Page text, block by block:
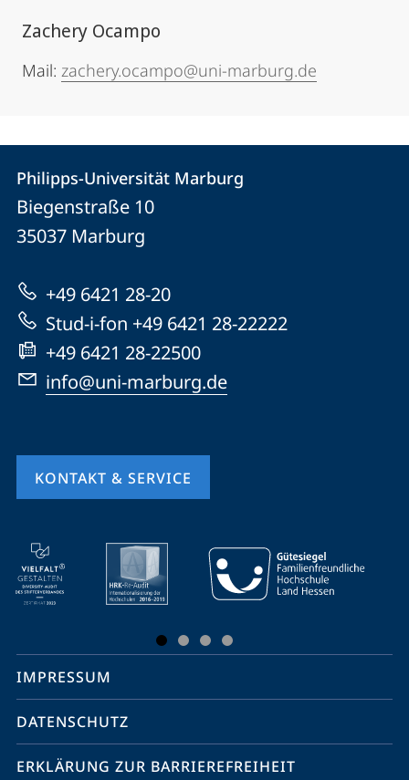
Zachery Ocampo
Mail: zachery.ocampo@uni-marburg.de
Kontakt
und
Informationen
zur
Website
Kontaktinformationen
Philipps-
Universität
Philipps-Universität Marburg
Biegenstraße 10
35037 Marburg
+49 6421 28-20
Stud-i-fon +49 6421 28-22222
+49 6421 28-22500
info@uni-marburg.de
KONTAKT & SERVICE
Mobile-
Service-
Navigation
Social
Media
Kontakte
IMPRESSUM
DATENSCHUTZ
ERKLÄRUNG ZUR BARRIEREFREIHEIT